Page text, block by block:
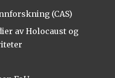
(CAS)
av Holocaust og